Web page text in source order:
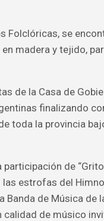
Folclóricas, se
madera y tejido,
de la Casa de
finalizando
toda la provincia
participación de “Grito
las estrofas del Himno
Banda de Música de
calidad de músico